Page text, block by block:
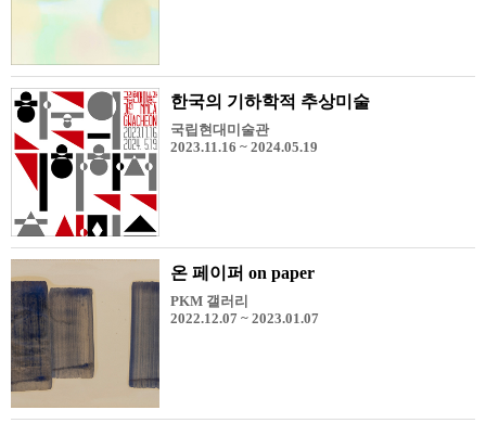
한국의 기하학적 추상미술
국립현대미술관
2023.11.16 ~ 2024.05.19
온 페이퍼 on paper
PKM 갤러리
2022.12.07 ~ 2023.01.07